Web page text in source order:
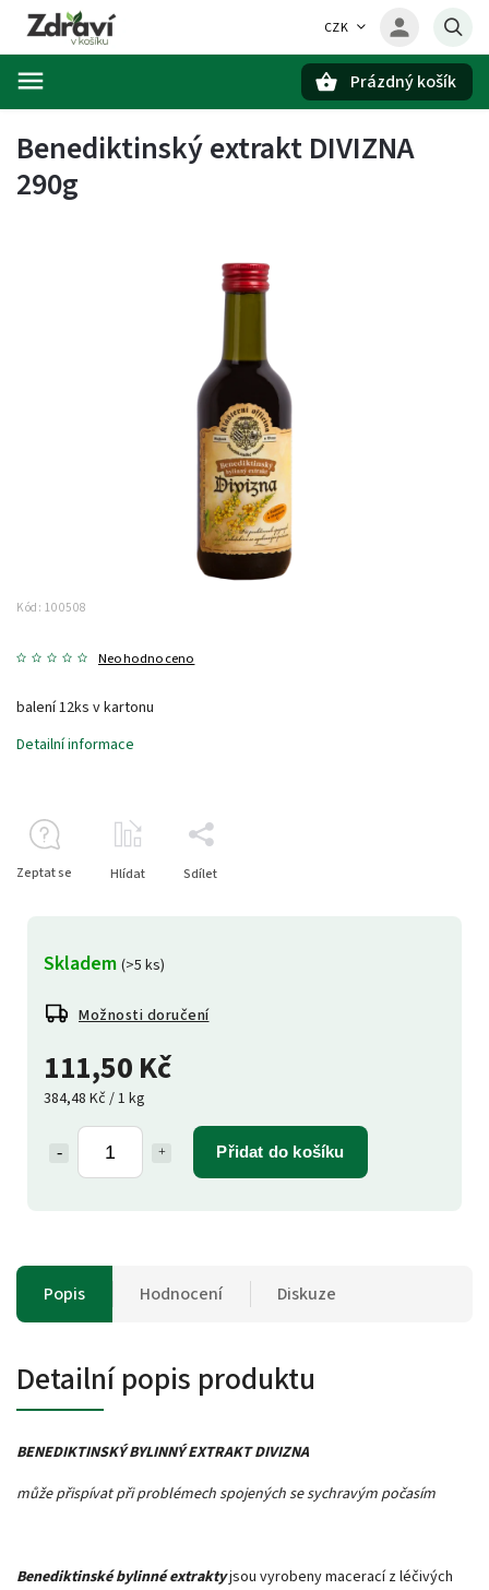
CZK
Prázdný košík
Benediktinský extrakt DIVIZNA
290g
Kód: 100508
Neohodnoceno
111,50 Kč
384,48 Kč / 1 kg
Přidat do košíku
Skladem (>5 ks)
Možnosti doručení
balení 12ks v kartonu
Detailní informace
Zeptat se Hlídat Sdílet
Popis Hodnocení Diskuze
Detailní popis produktu
BENEDIKTINSKÝ BYLINNÝ EXTRAKT DIVIZNA
může přispívat při problémech spojených se sychravým počasím
Benediktinské bylinné extraktyjsou vyrobeny macerací z léčivých